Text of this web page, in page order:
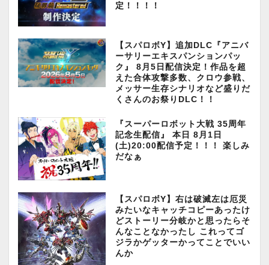
定！！！！
【スパロボY】追加DLC『アニバ
ーサリーエキスパンションパッ
ク』 8月5日配信決定！作品を超
えた合体攻撃多数、クロウ参戦、
メッサー生存シナリオなど盛りだ
くさんのお祭りDLC！！
『スーパーロボット大戦 35周年
記念生配信』 本日 8月1日
(土)20:00配信予定！！！ 楽しみ
だなぁ
【スパロボY】右は破滅左は厄災
みたいなキャッチコピーあったけ
どストーリー分岐かと思ったらそ
んなことなかったし これってゴ
ジラかゲッターかってことでいい
んか